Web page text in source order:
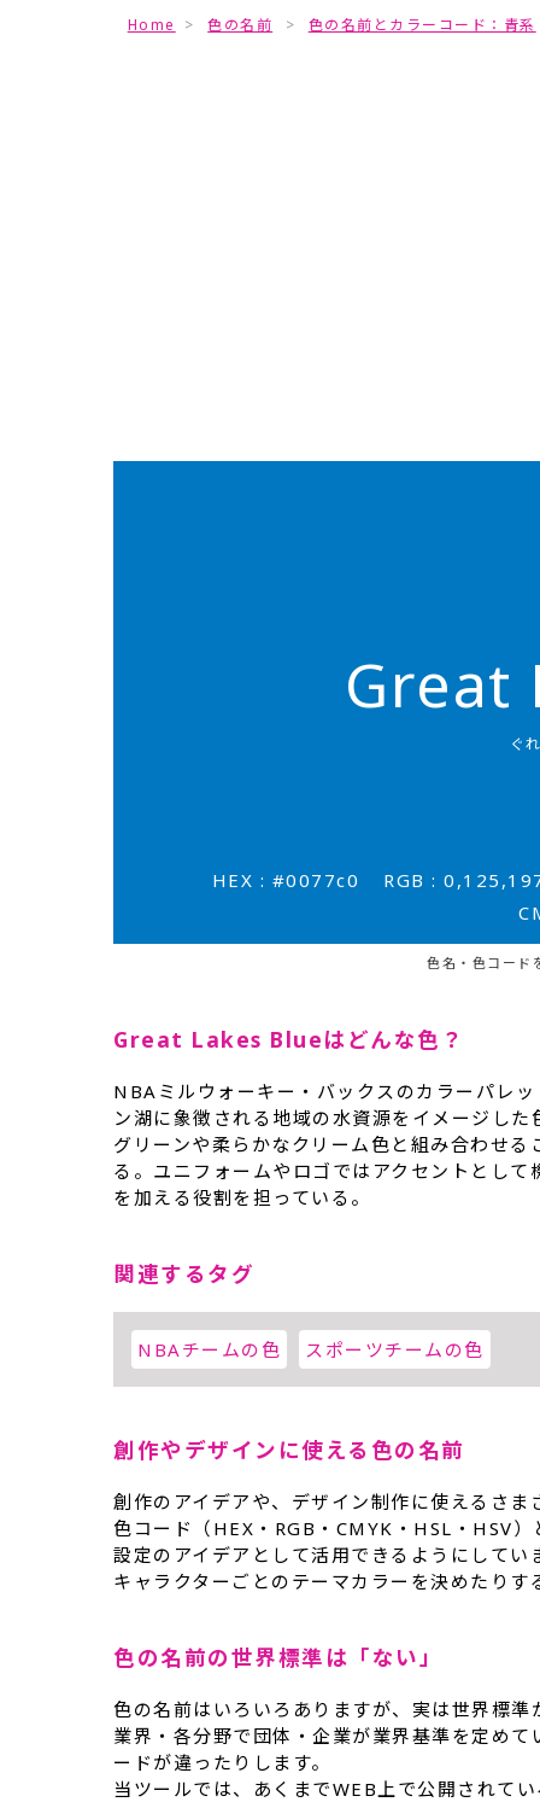
Home > 色の名前 > 色の名前とカラーコード：青系
Great
ぐ
HEX : #0077c0
RGB :
色名・色コード
Great Lakes Blueはどんな色？
NBAミルウォーキー・バックスのカラーパレ
ン湖に象徴される地域の水資源をイメージし
グリーンや柔らかなクリーム色と組み合わせ
る。ユニフォームやロゴではアクセントとし
を加える役割を担っている。
関連するタグ
NBAチームの色 スポーツチームの色
創作やデザインに使える色の名前
創作のアイデアや、デザイン制作に使えるさ
色コード（HEX・RGB・CMYK・HSL・HSV
設定のアイデアとして活用できるようにしてい
キャラクターごとのテーマカラーを決めたりす
色の名前の世界標準は「ない」
色の名前はいろいろありますが、実は世界標
業界・各分野で団体・企業が業界基準を定め
ードが違ったりします。
当ツールでは、あくまでWEB上で公開されて